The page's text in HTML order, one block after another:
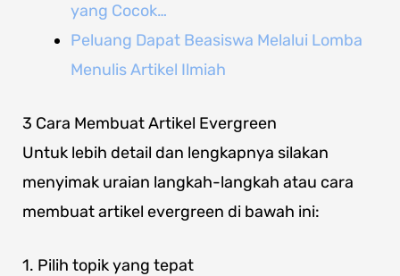
yang Cocok…
Peluang Dapat Beasiswa Melalui Lomba
Menulis Artikel Ilmiah
3 Cara Membuat Artikel Evergreen
Untuk lebih detail dan lengkapnya silakan
menyimak uraian langkah-langkah atau cara
membuat artikel evergreen di bawah ini:
1. Pilih topik yang tepat